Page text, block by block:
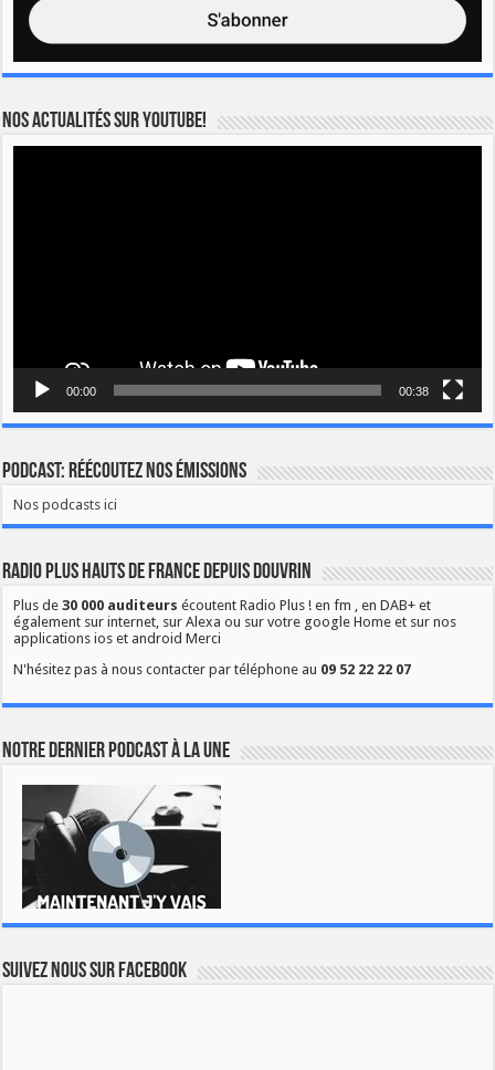
Nos actualités sur YOUTUBE!
00:00 00:38
Podcast: Réécoutez nos émissions
Nos podcasts ici
Radio Plus Hauts de France depuis Douvrin
Plus de30 000 auditeurs écoutent Radio Plus ! en fm , en DAB+ et
également sur internet, sur Alexa ou sur votre google Home et sur nos
applications ios et android Merci
N'hésitez pas à nous contacter par téléphone au 09 52 22 22 07
Notre dernier podcast à la une
Suivez nous sur Facebook